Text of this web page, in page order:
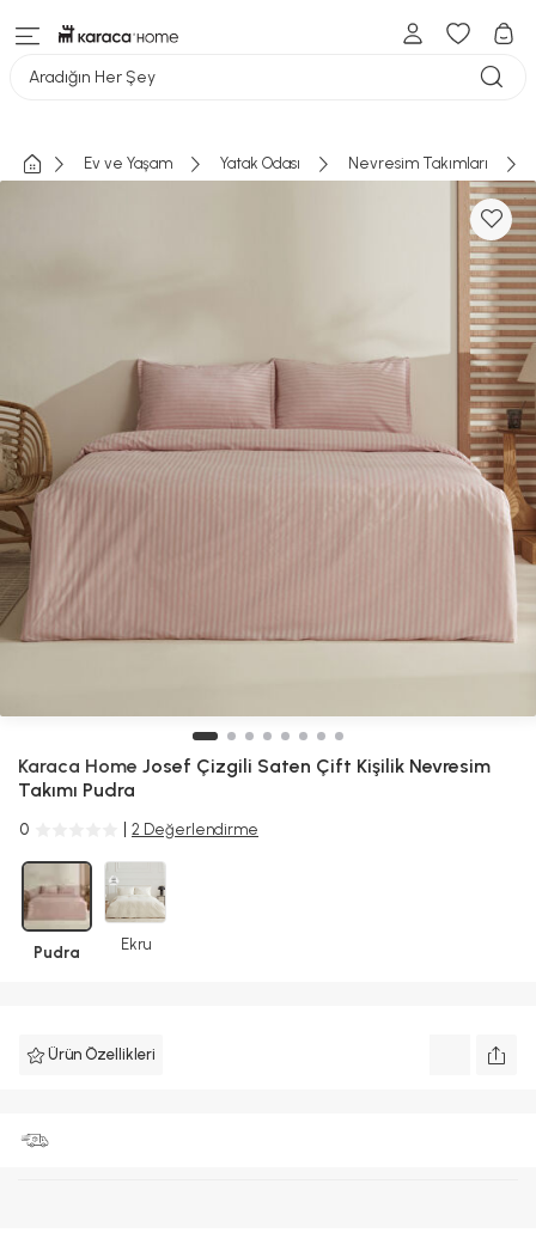
Aradığın Her Şey
Ev ve Yaşam Yatak Odası Nevresim Takımları
Karaca Home Josef Çizgili Saten Çift Kişilik Nevresim
Takımı Pudra
0 2 Değerlendirme
Pudra Ekru
Ürün Özellikleri